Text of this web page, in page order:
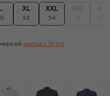
L XL
52
XXL
54
завтра c 19:00